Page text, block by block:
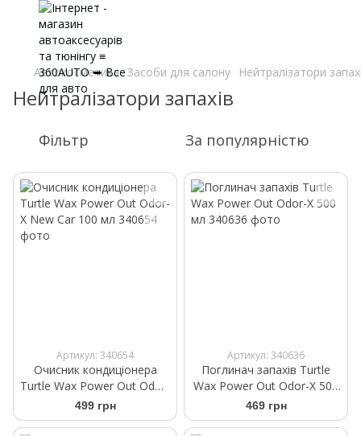
Автокосметика Засоби для салону Нейтралізатори
Нейтралізатори запахів
Фільтр За популярністю
Артикул: 340654
Очисник кондиціонера
Turtle Wax Power Out Odor-
X New Car 100 мл
499 грн
Артикул: 340636
Поглинач запахів Turtle
Wax Power Out Odor-X 500
мл
469 грн